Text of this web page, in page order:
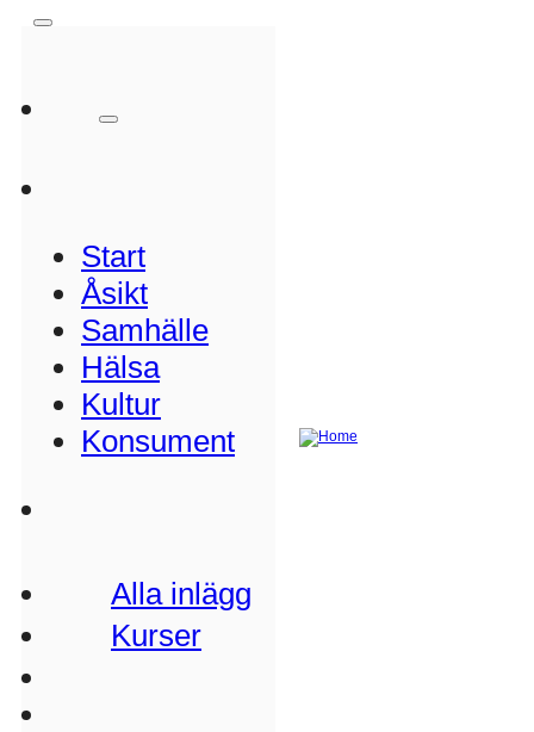
Start
Åsikt
Samhälle
Hälsa
Kultur
Konsument
Alla inlägg
Kurser